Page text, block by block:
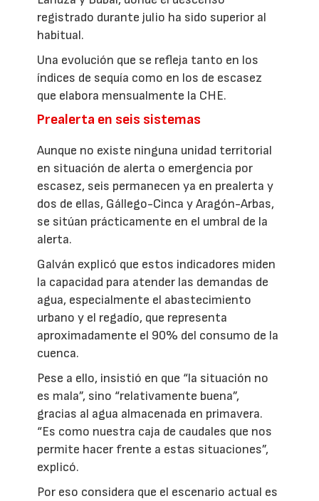
registrado durante julio ha sido superior al
habitual.
Una evolución que se refleja tanto en los
índices de sequía como en los de escasez
que elabora mensualmente la CHE.
Prealerta en seis sistemas
Aunque no existe ninguna unidad territorial
en situación de alerta o emergencia por
escasez, seis permanecen ya en prealerta y
dos de ellas, Gállego-Cinca y Aragón-Arbas,
se sitúan prácticamente en el umbral de la
alerta.
Galván explicó que estos indicadores miden
la capacidad para atender las demandas de
agua, especialmente el abastecimiento
urbano y el regadío, que representa
aproximadamente el 90% del consumo de la
cuenca.
Pese a ello, insistió en que “la situación no
es mala”, sino “relativamente buena”,
gracias al agua almacenada en primavera.
“Es como nuestra caja de caudales que nos
permite hacer frente a estas situaciones”,
explicó.
Por eso considera que el escenario actual es